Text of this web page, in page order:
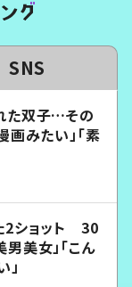
SNS
た双子…その
みたい」「素
2ショット 30
美女」「こん